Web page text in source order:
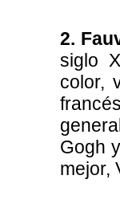
2.
siglo
color,
Gogh
mejor,